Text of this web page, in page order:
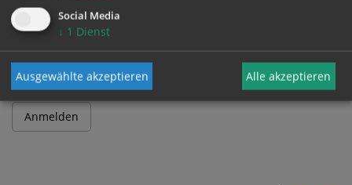
Passwort
Social Media
↓ 1 Dienst
Ausgewählte akzeptieren Alle akzeptieren